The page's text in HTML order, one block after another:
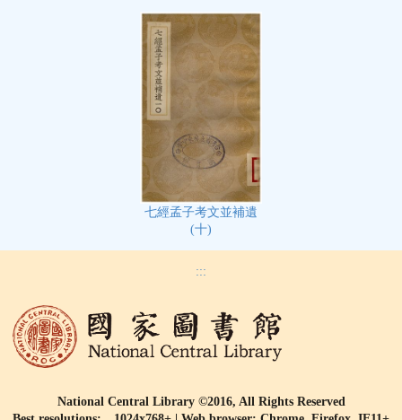
七經孟子考文並補遺
(十)
:::
National Central Library ©2016, All Rights Reserved